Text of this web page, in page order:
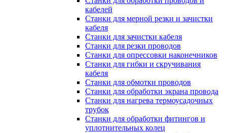
кабелей
Станки для мерной резки и зачистки
кабеля
Станки для зачистки кабеля
Станки для резки проводов
Станки для опрессовки наконечников
Станки для гибки и скручивания
кабеля
Станки для обмотки проводов
Станки для обработки экрана провода
Станки для нагрева термоусадочных
трубок
Станки для обработки фитингов и
уплотнительных колец